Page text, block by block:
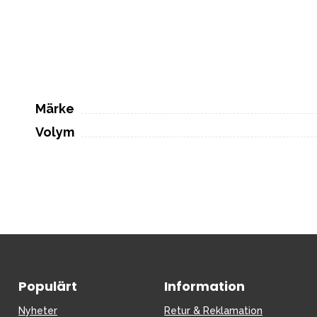
Märke
Volym
Populärt
Nyheter
Information
Retur & Reklamation